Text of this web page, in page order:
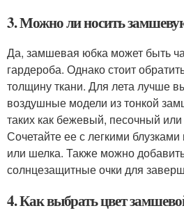
3. Можно ли носить
Да, замшевая юбка может быть
гардероба. Однако стоит
толщину ткани. Для лета лучше
воздушные модели из тонкой
таких как бежевый, песочный
Сочетайте ее с легкими
или шелка. Также можно
солнцезащитные очки для
4. Как выбрать цвет